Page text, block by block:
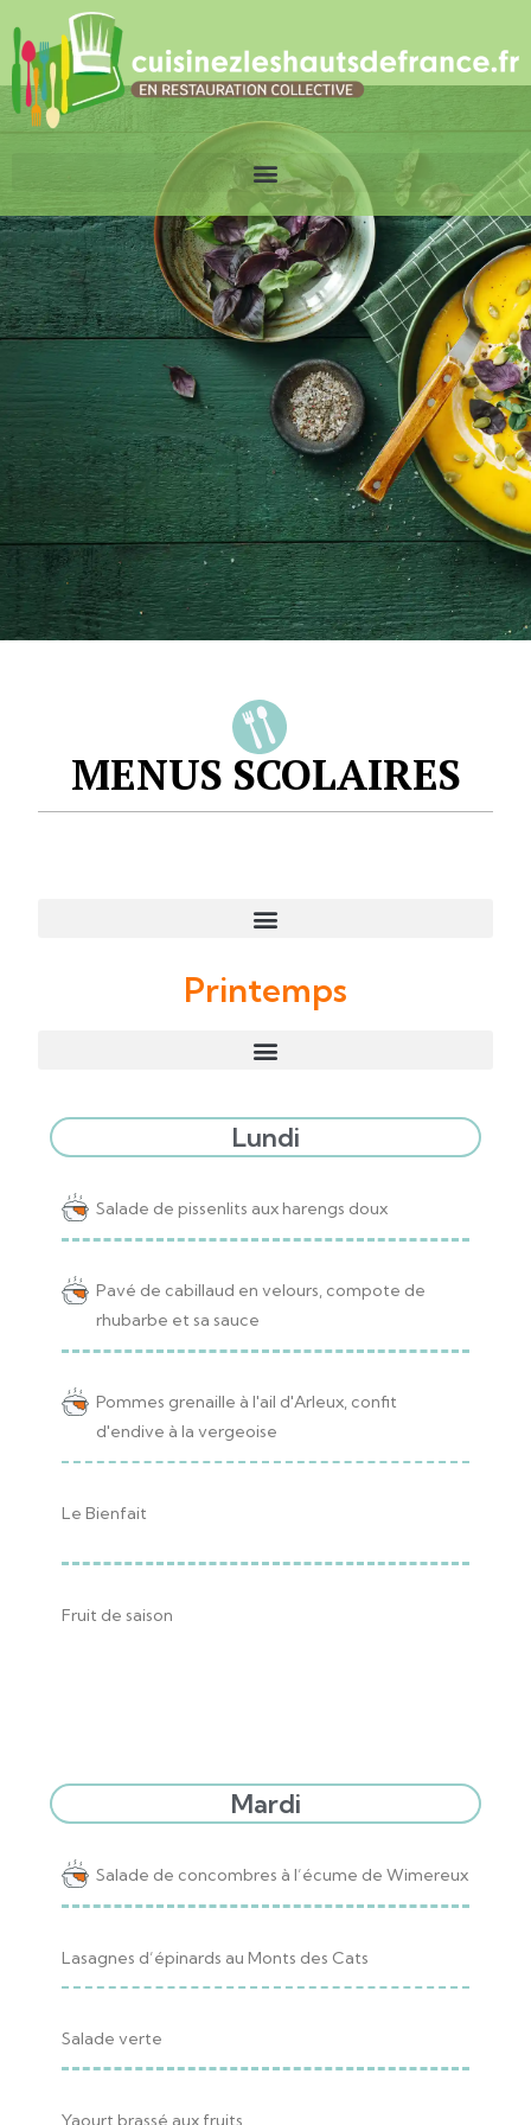
MENUS SCOLAIRES
Printemps
Lundi
Salade de pissenlits aux harengs doux
Pavé de cabillaud en velours, compote de
rhubarbe et sa sauce
Pommes grenaille à l'ail d'Arleux, confit
d'endive à la vergeoise
Le Bienfait
Fruit de saison
Mardi
Salade de concombres à l’écume de Wimereux
Lasagnes d’épinards au Monts des Cats
Salade verte
Yaourt brassé aux fruits